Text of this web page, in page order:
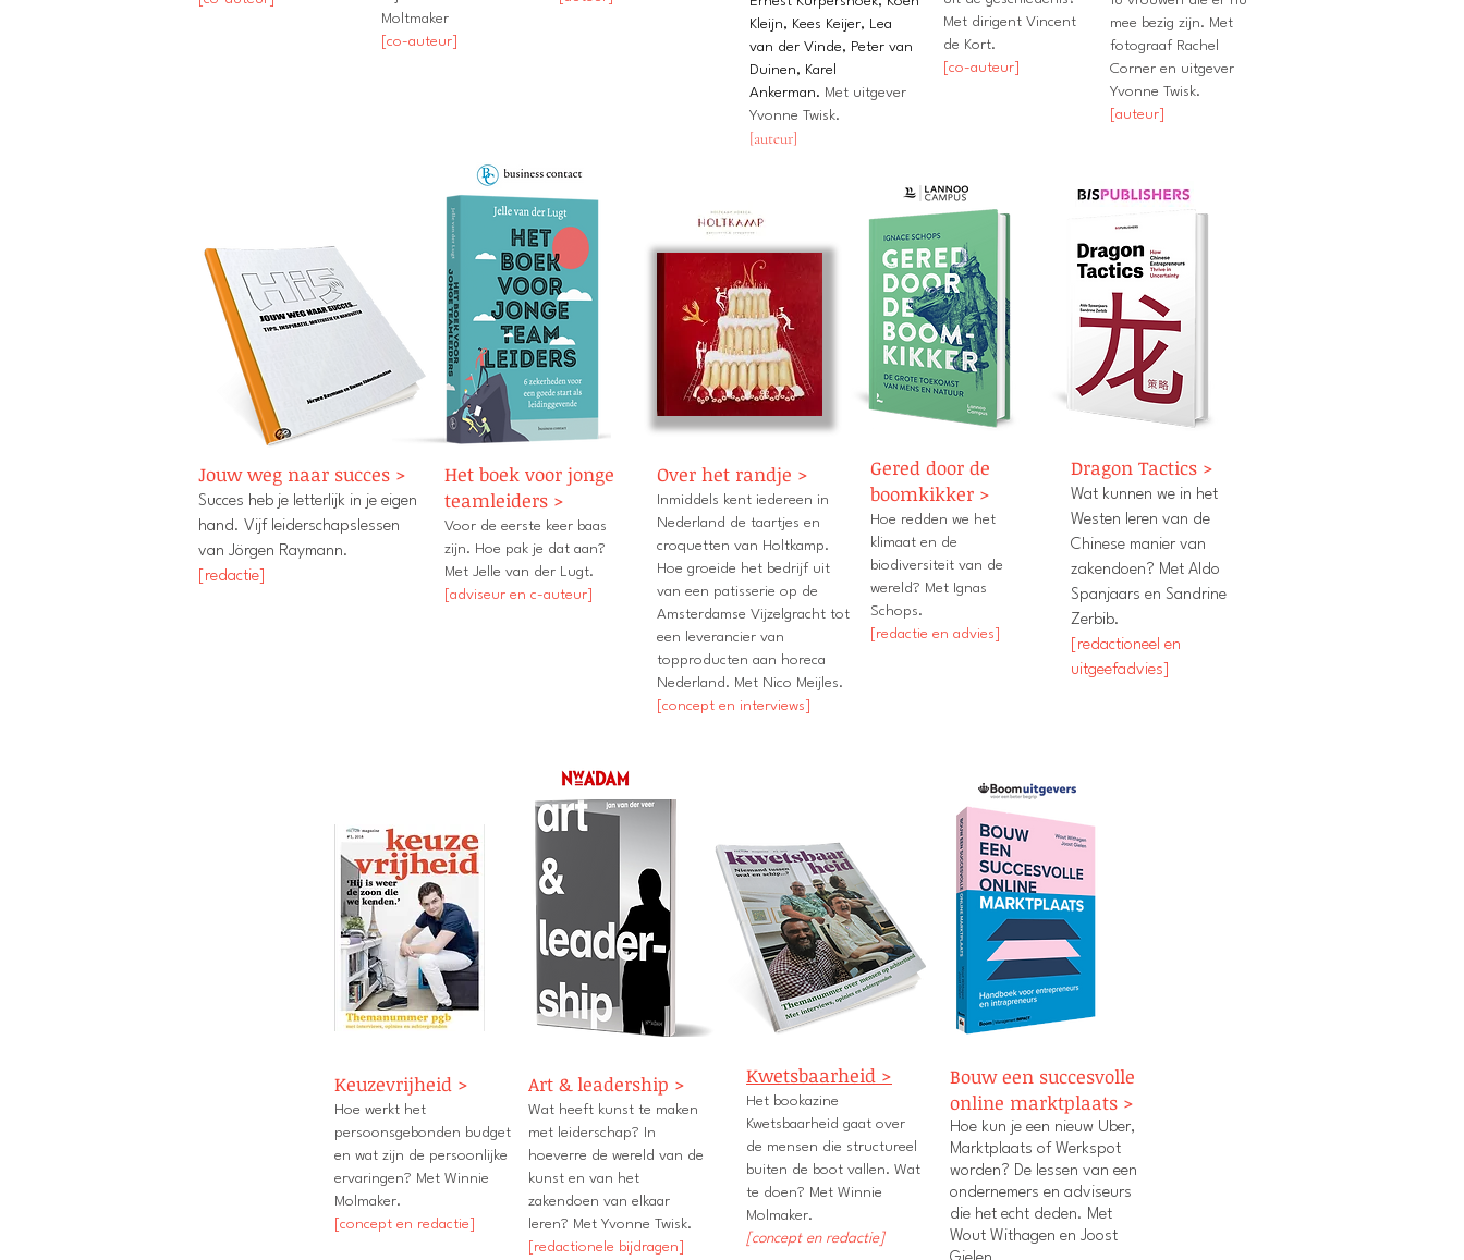
Moltmaker
[co-auteur]
Kleijn, Kees Keijer, Lea
van der Vinde, Peter van
Duinen, Karel
Ankerman. Met uitgever
Yvonne Twisk.
[auteur]
Met dirigent Vincent
de Kort.
[co-auteur]
mee bezig zijn. Met
fotograaf Rachel
Corner en uitgever
Yvonne Twisk.
[auteur]
Jouw weg naar succes >
Succes heb je letterlijk in je eigen
hand. Vijf leiderschapslessen
van Jörgen Raymann.
[redactie]
Het boek voor jonge
teamleiders >
Voor de eerste keer baas
zijn. Hoe pak je dat aan?
Met Jelle van der Lugt.
[adviseur en c-auteur]
Over het randje >
Inmiddels kent iedereen in
Nederland de taartjes en
croquetten van Holtkamp.
Hoe groeide het bedrijf uit
van een patisserie op de
Amsterdamse Vijzelgracht tot
een leverancier van
topproducten aan horeca
Nederland. Met Nico Meijles.
[concept en interviews]
Gered door de
boomkikker >
Hoe redden we het
klimaat en de
biodiversiteit van de
wereld? Met Ignas
Schops.
[redactie en advies]
Dragon Tactics >
Wat kunnen we in het
Westen leren van de
Chinese manier van
zakendoen? Met Aldo
Spanjaars en Sandrine
Zerbib.
[redactioneel en
uitgeefadvies]
Keuzevrijheid >
Hoe werkt het
persoonsgebonden budget
en wat zijn de persoonlijke
ervaringen? Met Winnie
Molmaker.
[concept en redactie]
Art & leadership >
Wat heeft kunst te maken
met leiderschap? In
hoeverre de wereld van de
kunst en van het
zakendoen van elkaar
leren? Met Yvonne Twisk.
[redactionele bijdragen]
Kwetsbaarheid >
Het bookazine
Kwetsbaarheid gaat over
de mensen die structureel
buiten de boot vallen. Wat
te doen? Met Winnie
Molmaker.
[concept en redactie]
Bouw een succesvolle
online marktplaats >
Hoe kun je een nieuw Uber,
Marktplaats of Werkspot
worden? De lessen van een
ondernemers en adviseurs
die het echt deden. Met
Wout Withagen en Joost